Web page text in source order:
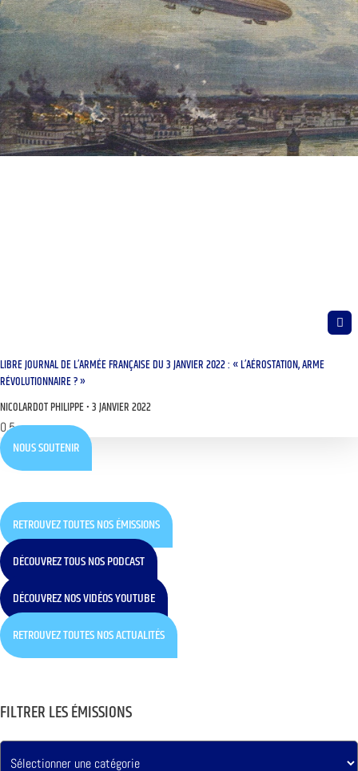
LIBRE JOURNAL DE L’ARMÉE FRANÇAISE DU 3 JANVIER 2022 : « L’AÉROSTATION, ARME
RÉVOLUTIONNAIRE ? »
NICOLARDOT PHILIPPE 3 JANVIER 2022
NOUS SOUTENIR
RETROUVEZ TOUTES NOS ÉMISSIONS
DÉCOUVREZ TOUS NOS PODCAST
DÉCOUVREZ NOS VIDÉOS YOUTUBE
RETROUVEZ TOUTES NOS ACTUALITÉS
FILTRER LES ÉMISSIONS